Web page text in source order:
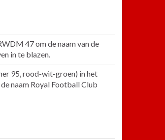
47 om de naam van de
in te blazen.
95, rood-wit-groen) in het
naam Royal Football Club